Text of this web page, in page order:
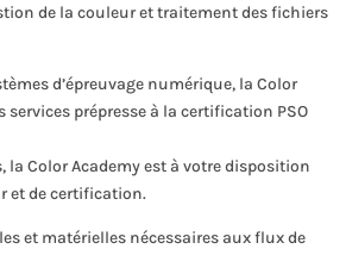
de la couleur et traitement des fichiers
d’épreuvage numérique, la Color
prépresse à la certification PSO
Color Academy est à votre disposition
et de certification.
et matérielles nécessaires aux flux de